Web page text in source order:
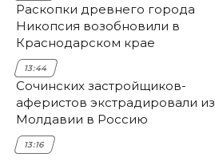
Раскопки древнего города
Никопсия возобновили в
Краснодарском крае
13:44
Сочинских застройщиков-
аферистов экстрадировали из
Молдавии в Россию
13:16